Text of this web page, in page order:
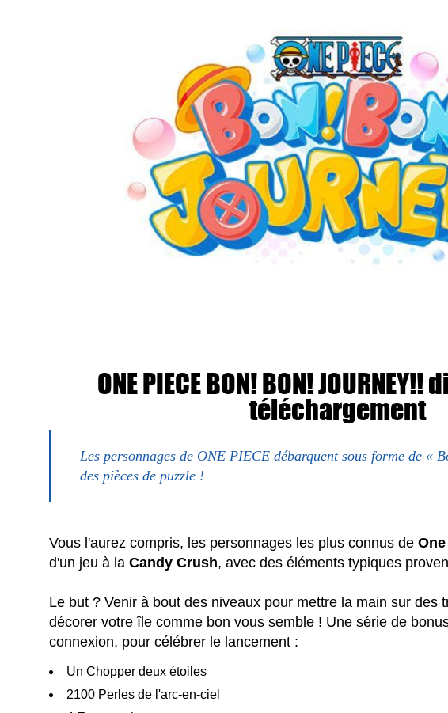
ONE PIECE BON! BON!
téléchargement
Les personnages de ONE PIECE débarquent sous forme de «
des pièces de puzzle !
Vous l'aurez compris, les personnages les plus connus de
d'un jeu à laCandy Crush, avec des éléments typiques
Le but ? Venir à bout des niveaux pour mettre la main sur des
décorer votre île comme bon vous semble ! Une série de
connexion, pour célébrer le lancement :
Un Chopper deux étoiles
2100 Perles de l'arc-en-ciel